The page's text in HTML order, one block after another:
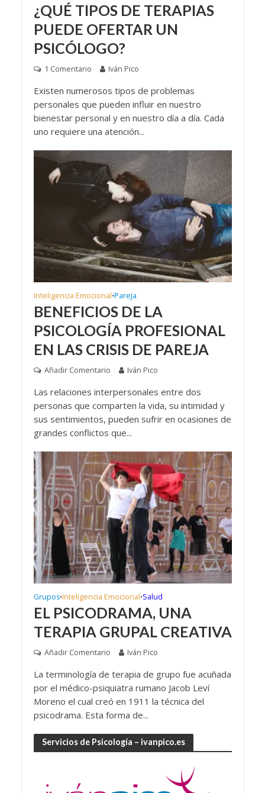
¿QUÉ TIPOS DE TERAPIAS
PUEDE OFERTAR UN
PSICÓLOGO?
1 Comentario Iván Pico
Existen numerosos tipos de problemas
personales que pueden influir en nuestro
bienestar personal y en nuestro día a día. Cada
uno requiere una atención...
Inteligencia Emocional•Pareja
BENEFICIOS DE LA
PSICOLOGÍA PROFESIONAL
EN LAS CRISIS DE PAREJA
Añadir Comentario Iván Pico
Las relaciones interpersonales entre dos
personas que comparten la vida, su intimidad y
sus sentimientos, pueden sufrir en ocasiones de
grandes conflictos que...
Grupos•Inteligencia Emocional•Salud
EL PSICODRAMA, UNA
TERAPIA GRUPAL CREATIVA
Añadir Comentario Iván Pico
La terminología de terapia de grupo fue acuñada
por el médico-psiquiatra rumano Jacob Leví
Moreno el cual creó en 1911 la técnica del
psicodrama. Esta forma de...
Servicios de Psicología – ivanpico.es